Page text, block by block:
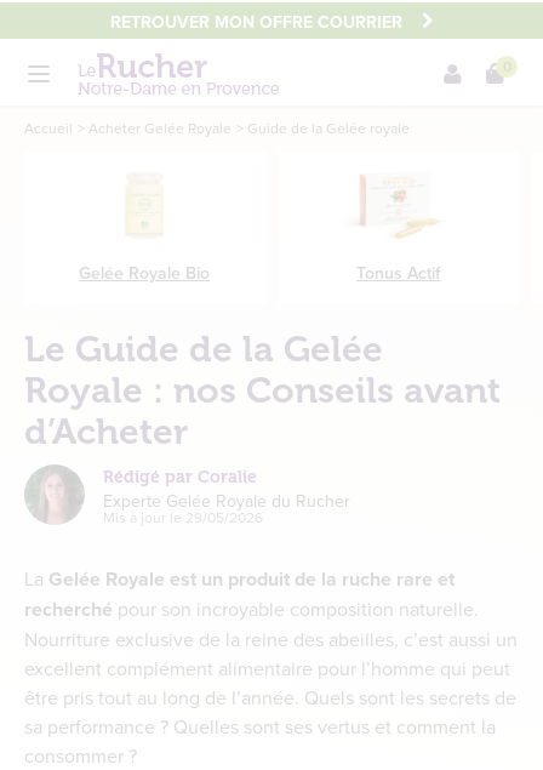
au
contenu
RETROUVER MON OFFRE COURRIER
Menu
0
MainAccueil Acheter Gelée Royale Guide de la Gelée royale
Gelée Royale Bio Tonus Actif
Le Guide de la Gelée
Royale : nos Conseils avant
d’Acheter
Rédigé par Coralie
Experte Gelée Royale du Rucher
Mis à jour le 29/05/2026
La Gelée Royale est un produit de la ruche rare et
recherché pour son incroyable composition naturelle.
Nourriture exclusive de la reine des abeilles, c’est aussi un
excellent complément alimentaire pour l’homme qui peut
être pris tout au long de l’année. Quels sont les secrets de
sa performance ? Quelles sont ses vertus et comment la
consommer ?